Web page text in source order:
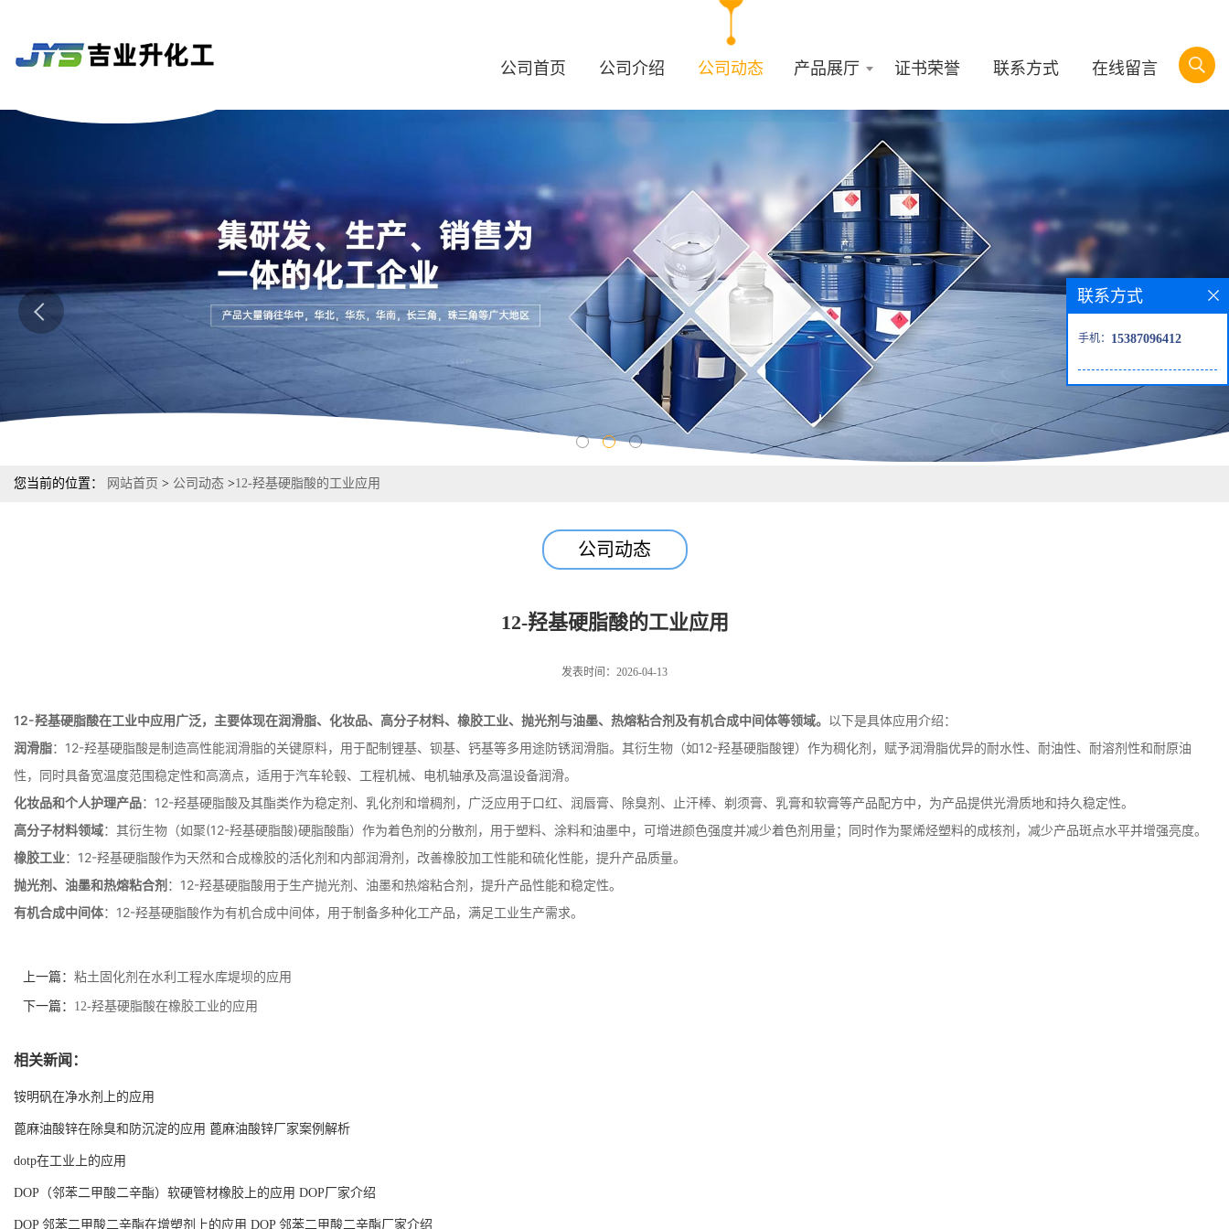
公司首页 公司介绍 公司动态 产品展厅 证书荣誉 联系方式 在线留言
您当前的位置： 网站首页 > 公司动态 >12-羟基硬脂酸的工业应用
公司动态
12-羟基硬脂酸的工业应用
发表时间：2026-04-13
12-羟基硬脂酸在工业中应用广泛，主要体现在润滑脂、化妆品、高分子材料、橡胶工业、抛光剂与油墨、热熔粘合剂及有机合成中间体等领域。 以下是具体应用介绍：
润滑脂：12-羟基硬脂酸是制造高性能润滑脂的关键原料，用于配制锂基、钡基、钙基等多用途防锈润滑脂。其衍生物（如12-羟基硬脂酸锂）作为稠化剂，赋予润滑脂优异的耐水性、耐油性、耐溶剂性和耐原油
性，同时具备宽温度范围稳定性和高滴点，适用于汽车轮毂、工程机械、电机轴承及高温设备润滑。
化妆品和个人护理产品：12-羟基硬脂酸及其酯类作为稳定剂、乳化剂和增稠剂，广泛应用于口红、润唇膏、除臭剂、止汗棒、剃须膏、乳膏和软膏等产品配方中，为产品提供光滑质地和持久稳定性。
高分子材料领域：其衍生物（如聚(12-羟基硬脂酸)硬脂酸酯）作为着色剂的分散剂，用于塑料、涂料和油墨中，可增进颜色强度并减少着色剂用量；同时作为聚烯烃塑料的成核剂，减少产品斑点水平并增强亮度。
橡胶工业：12-羟基硬脂酸作为天然和合成橡胶的活化剂和内部润滑剂，改善橡胶加工性能和硫化性能，提升产品质量。
抛光剂、油墨和热熔粘合剂 ：12-羟基硬脂酸用于生产抛光剂、油墨和热熔粘合剂，提升产品性能和稳定性。
有机合成中间体：12-羟基硬脂酸作为有机合成中间体，用于制备多种化工产品，满足工业生产需求。
上一篇： 粘土固化剂在水利工程水库堤坝的应用
下一篇： 12-羟基硬脂酸在橡胶工业的应用
相关新闻：
铵明矾在净水剂上的应用
蓖麻油酸锌在除臭和防沉淀的应用 蓖麻油酸锌厂家案例解析
dotp在工业上的应用
DOP（邻苯二甲酸二辛酯）软硬管材橡胶上的应用 DOP厂家介绍
DOP 邻苯二甲酸二辛酯在增塑剂上的应用 DOP 邻苯二甲酸二辛酯厂家介绍
联系方式
手机： 15387096412